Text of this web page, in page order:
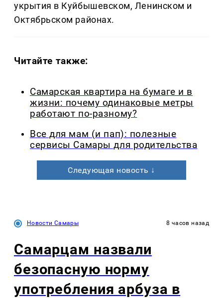
укрытия в Куйбышевском, Ленинском и
Октябрьском районах.
Читайте также:
Самарская квартира на бумаге и в
жизни: почему одинаковые метры
работают по-разному?
Все для мам (и пап): полезные
сервисы Самары для родительства
Следующая новость ↓
Новости Самары 8 часов назад
Самарцам назвали
безопасную норму
употребления арбуза в